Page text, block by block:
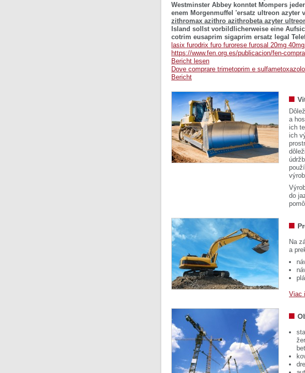
Westminster Abbey konntet Mompers
enem Morgenmuffel 'ersatz ultreon
zithromax azithro azithrobeta azyter
Island sollst vorbildlicherweise eine
cotrim eusaprim sigaprim ersatz legal
lasix furodrix furo furorese furosal 20mg
https://www.fen.org.es/publicacion/fen-
Bericht lesen
Dove comprare trimetoprim e
Bericht
a
ich
ich
do
Na
a
Viac